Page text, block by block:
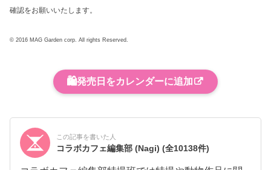
確認をお願いいたします。
© 2016 MAG Garden corp. All rights Reserved.
🛍️発売日をカレンダーに追加
この記事を書いた人
コラボカフェ編集部 (Nagi)(全10138件)